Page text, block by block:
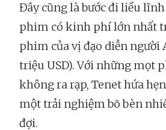
Đây cũng là bước đi liều
phim có kinh phí lớn nhất
phim của vị đạo diễn người
triệu USD). Với những mọt
không ra rạp, Tenet hứa
một trải nghiệm bõ bèn
đợi.